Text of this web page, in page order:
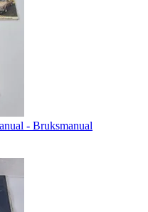
- Bruksmanual